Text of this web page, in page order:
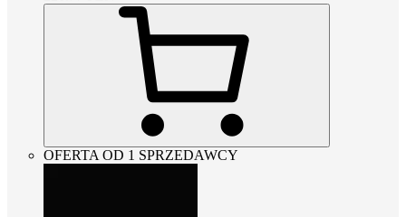
OFERTA OD 1 SPRZEDAWCY